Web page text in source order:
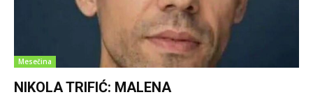
Mesečina
NIKOLA TRIFIĆ: MALENA